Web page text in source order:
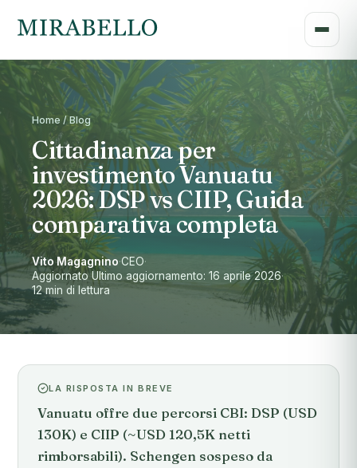
Home / Blog
Cittadinanza per
investimento Vanuatu
2026: DSP vs CIIP, Guida
comparativa completa
Vito Magagnino·CEO·
Aggiornato Ultimo aggiornamento: 16 aprile 2026·
12 min di lettura
LA RISPOSTA IN BREVE
Vanuatu offre due percorsi CBI: DSP (USD
130K) e CIIP (~USD 120,5K netti
rimborsabili). Schengen sospeso da